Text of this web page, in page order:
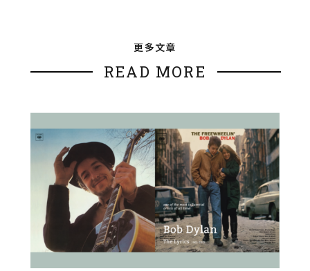
更多文章
READ MORE